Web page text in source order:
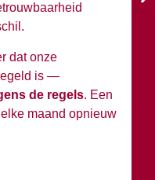
dat onze
is —
de regels. Een
maand opnieuw